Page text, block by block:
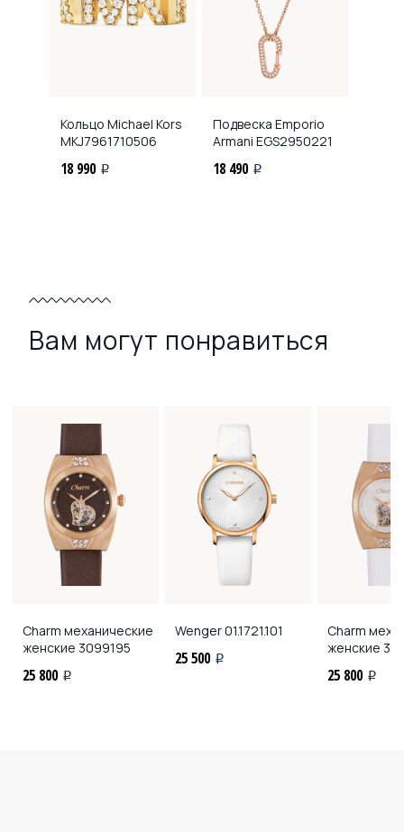
Кольцо Michael Kors
MKJ7961710506
18 990 i
Подвеска Emporio
Armani EGS2950221
18 490 i
Вам могут понравиться
Charm механические
женские 3099195
25 800 i
Wenger01.1721.101
25 500 i
Charm
женские
25 800 i